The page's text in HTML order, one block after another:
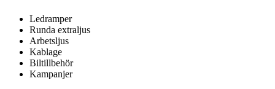
Ledramper
Runda extraljus
Arbetsljus
Kablage
Biltillbehör
Kampanjer